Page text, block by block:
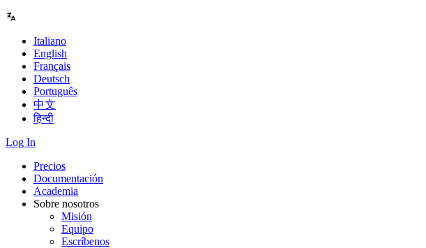
Italiano
English
Français
Deutsch
Português
中文
हिन्दी
Log In
Precios
Documentación
Academia
Sobre nosotros
Misión
Equipo
Escríbenos